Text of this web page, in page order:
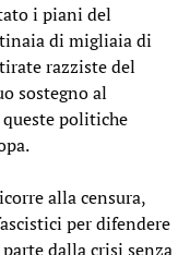
i piani del
di migliaia di
razziste del
sostegno al
politiche
alla censura,
per difendere
dalla crisi senza